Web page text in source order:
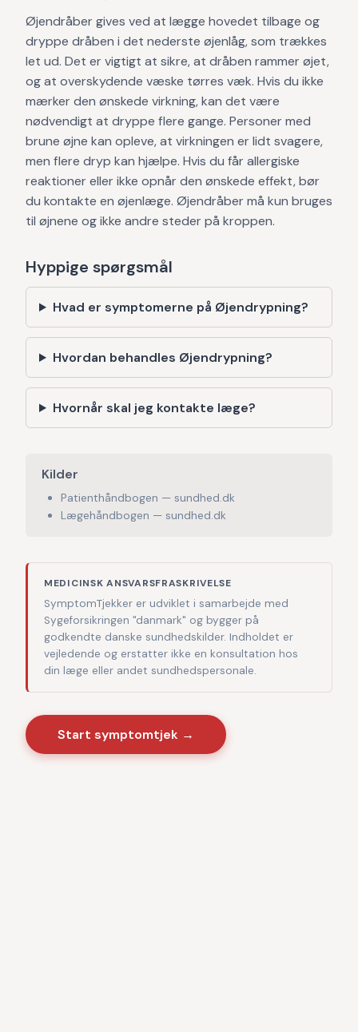
Øjendråber gives ved at lægge hovedet tilbage og
dryppe dråben i det nederste øjenlåg, som trækkes
let ud. Det er vigtigt at sikre, at dråben rammer øjet,
og at overskydende væske tørres væk. Hvis du ikke
mærker den ønskede virkning, kan det være
nødvendigt at dryppe flere gange. Personer med
brune øjne kan opleve, at virkningen er lidt svagere,
men flere dryp kan hjælpe. Hvis du får allergiske
reaktioner eller ikke opnår den ønskede effekt, bør
du kontakte en øjenlæge. Øjendråber må kun bruges
til øjnene og ikke andre steder på kroppen.
Hyppige spørgsmål
Hvad er symptomerne på Øjendrypning?
Hvordan behandles Øjendrypning?
Hvornår skal jeg kontakte læge?
Kilder
Patienthåndbogen — sundhed.dk
Lægehåndbogen — sundhed.dk
MEDICINSK ANSVARSFRASKRIVELSE
SymptomTjekker er udviklet i samarbejde med
Sygeforsikringen "danmark" og bygger på
godkendte danske sundhedskilder. Indholdet er
vejledende og erstatter ikke en konsultation hos
din læge eller andet sundhedspersonale.
Start symptomtjek →